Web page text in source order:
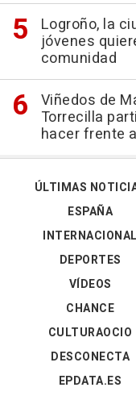
Logroño, la
jóvenes
comunidad
Viñedos de
Torrecilla
hacer frente
ÚLTIMAS
ESPAÑA
INTERNACIONAL
DEPORTES
VÍDEOS
CHANCE
CULTURAOCIO
DESCONECTA
EPDATA.ES